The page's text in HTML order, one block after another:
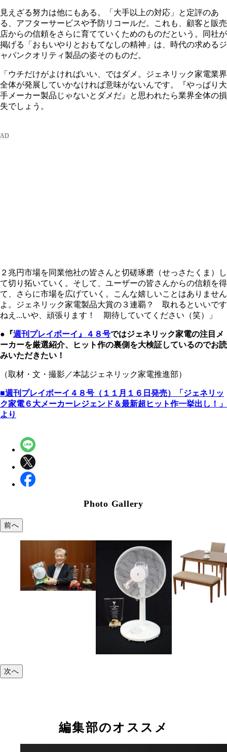
見えざる努力は他にもある。「大手以上の対応」と定評のあ
る、アフターサービスや予防リコールだ。これも、顧客と販売
店からの信頼をさらに育てていくためのものだという。同社が
掲げる「おもいやりとおもてなしの精神」は、時代の求めるジ
ャパンクオリティ製品の姿そのものだ。
「ウチだけがよければいい、ではダメ。ジェネリック家電業界
全体が発展していかなければ意味がないんです。『やっぱり大
手メーカー製品じゃないとダメだ』と思われたら業界全体の損
失でしょう。
２兆円市場を同業他社の皆さんと切磋琢磨（せっさたくま）し
て切り拓いていく。そして、ユーザーの皆さんからの信頼を得
て、さらに市場を広げていく。こんな嬉しいことはありません
よ。ジェネリック家電製品大賞の３連覇？ 取れるといいです
ねえ...いや、頑張ります！ 期待していてください（笑）」
●『週刊プレイボーイ』 ４８号ではジェネリック家電の注目メ
ーカーを厳選紹介、ヒット作の裏側を大検証しているのでお読
みいただきたい！
（取材・文・撮影／本誌ジェネリック家電推進部）
■週刊プレイボーイ４８号（１１月１６日発売）「ジェネリッ
ク家電６大メーカーレジェンド＆最新超ヒット作一挙出し！」
より
Photo Gallery
前へ
次へ
編集部のオススメ